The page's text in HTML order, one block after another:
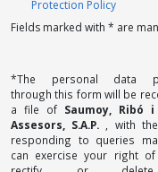
Fields marked with * are
Protection Policy
*The personal data
through this form will be
a file of Saumoy, Ribó i
Assesors, S.A.P.
, with
responding to queries
can exercise your right of